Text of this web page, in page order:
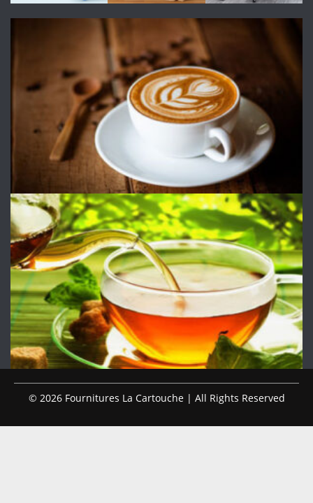
© 2026 Fournitures La Cartouche | All Rights Reserved